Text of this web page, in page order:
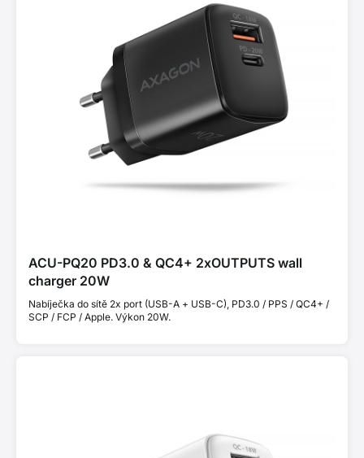
ACU-PQ20 PD3.0 & QC4+ 2xOUTPUTS wall
charger 20W
Nabíječka do sítě 2x port (USB-A + USB-C), PD3.0 / PPS / QC4+ /
SCP / FCP / Apple. Výkon 20W.